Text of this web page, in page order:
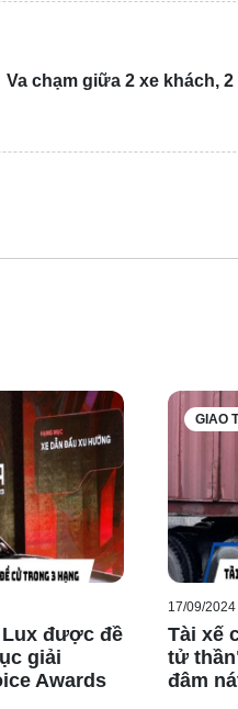
(tăng từ 400-760 USD),
Va chạm giữa 2 xe khách,
Lux được đề
giải
Awards
GIAO
17/09/2024
Tài xế
tử
đâm